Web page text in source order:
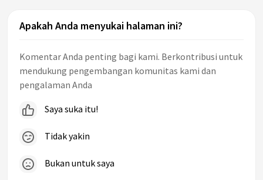
Apakah Anda menyukai halaman ini?
Komentar Anda penting bagi kami. Berkontribusi untuk
mendukung pengembangan komunitas kami dan
pengalaman Anda
Saya suka itu!
Tidak yakin
Bukan untuk saya